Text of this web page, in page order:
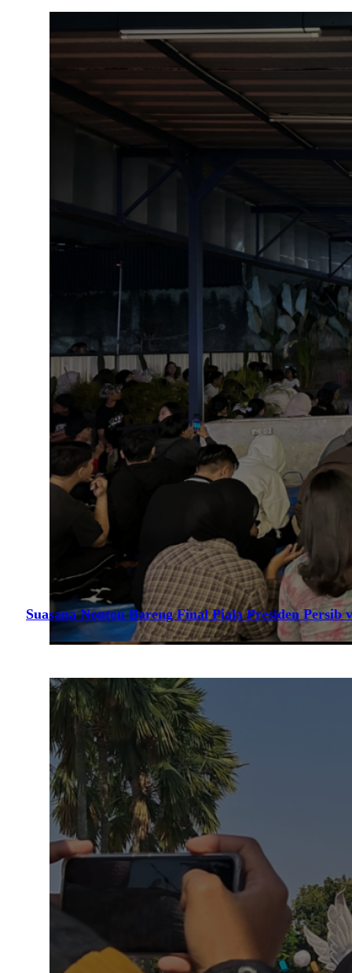
Suasana Nonton Bareng Final Piala Presiden Persib